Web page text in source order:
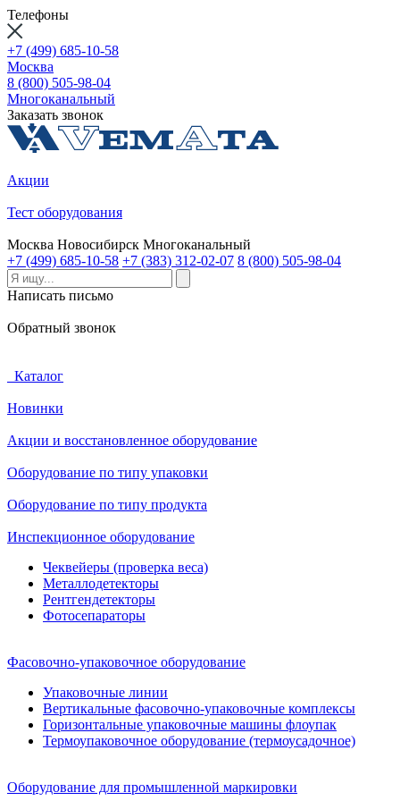
Телефоны
+7 (499) 685-10-58
Москва
8 (800) 505-98-04
Многоканальный
Заказать звонок
Акции
Тест оборудования
Москва Новосибирск Многоканальный
+7 (499) 685-10-58 +7 (383) 312-02-07 8 (800) 505-98-04
Написать письмо
Обратный звонок
Каталог
Новинки
Акции и восстановленное оборудование
Оборудование по типу упаковки
Оборудование по типу продукта
Инспекционное оборудование
Чеквейеры (проверка веса)
Металлодетекторы
Рентгендетекторы
Фотосепараторы
Фасовочно-упаковочное оборудование
Упаковочные линии
Вертикальные фасовочно-упаковочные комплексы
Горизонтальные упаковочные машины флоупак
Термоупаковочное оборудование (термоусадочное)
Оборудование для промышленной маркировки